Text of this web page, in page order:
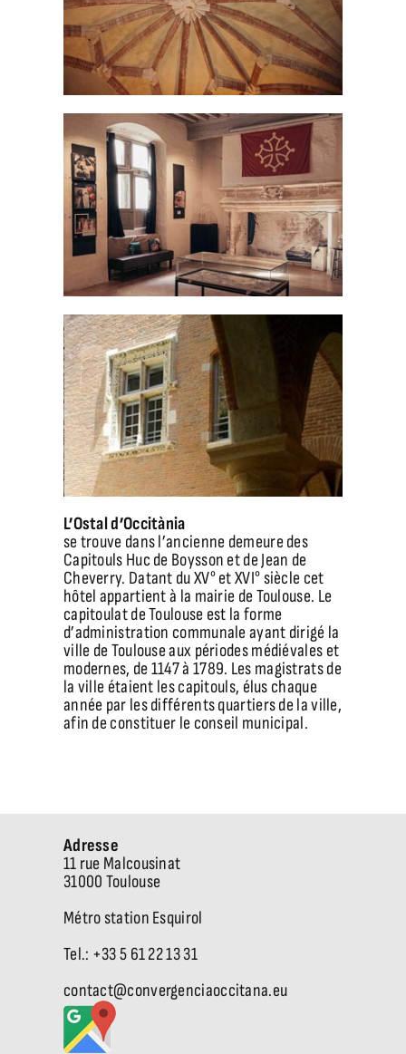
L’Ostal d’Occitània
se trouve dans l’ancienne demeure des
Capitouls Huc de Boysson et de Jean de
Cheverry. Datant du XV° et XVI° siècle cet
hôtel appartient à la mairie de Toulouse. Le
capitoulat de Toulouse est la forme
d’administration communale ayant dirigé la
ville de Toulouse aux périodes médiévales et
modernes, de 1147 à 1789. Les magistrats de
la ville étaient les capitouls, élus chaque
année par les différents quartiers de la ville,
afin de constituer le conseil municipal.
Adresse
11 rue Malcousinat
31000 Toulouse
Métro station Esquirol
Tel.: +33 5 61 22 13 31
contact@convergenciaoccitana.eu